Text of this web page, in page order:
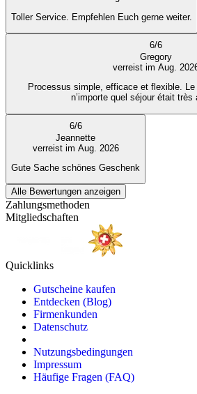
Toller Service. Empfehlen Euch gerne weiter.
6/6
Gregory
verreist im Aug.
Processus simple, efficace et flexible.
n’importe quel séjour était très
6/6
Jeannette
verreist im Aug. 2026
Gute Sache schönes Geschenk
Alle Bewertungen anzeigen
Zahlungsmethoden
Mitgliedschaften
Quicklinks
Gutscheine kaufen
Entdecken (Blog)
Firmenkunden
Datenschutz
Nutzungsbedingungen
Impressum
Häufige Fragen (FAQ)